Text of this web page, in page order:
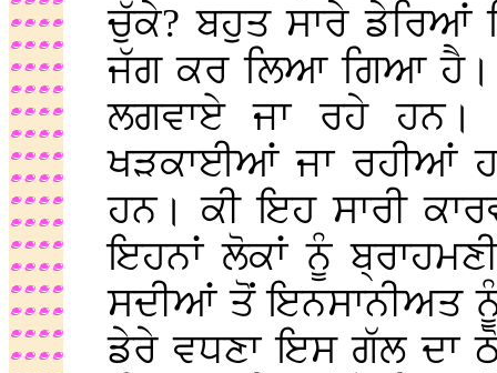
ਚੁੱਕੇ? ਬਹੁਤ ਸਾਰੇ ਡੇਰਿਆਂ
ਜੱਗ ਕਰ ਲਿਆ ਗਿਆ
ਲਗਵਾਏ ਜਾ ਰਹੇ
ਖੜਕਾਈਆਂ ਜਾ ਰਹੀਆਂ
ਹਨ। ਕੀ ਇਹ ਸਾਰੀ
ਇਹਨਾਂ ਲੋਕਾਂ ਨੂੰ
ਸਦੀਆਂ ਤੋਂ ਇਨਸਾਨੀਅਤ ਨੂੰ
ਡੇਰੇ ਵਧਣਾ ਇਸ ਗੱਲ ਦਾ